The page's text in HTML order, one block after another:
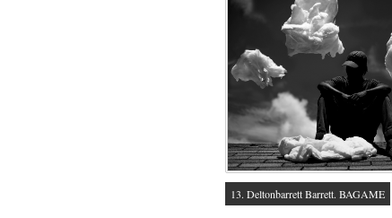
13. Deltonbarrett Barrett. BAGAME